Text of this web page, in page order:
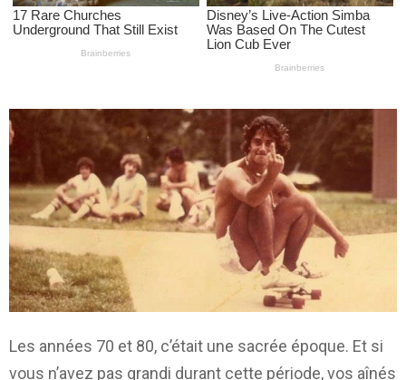
Les années 70 et 80, c’était une sacrée époque. Et si
vous n’avez pas grandi durant cette période, vos aînés